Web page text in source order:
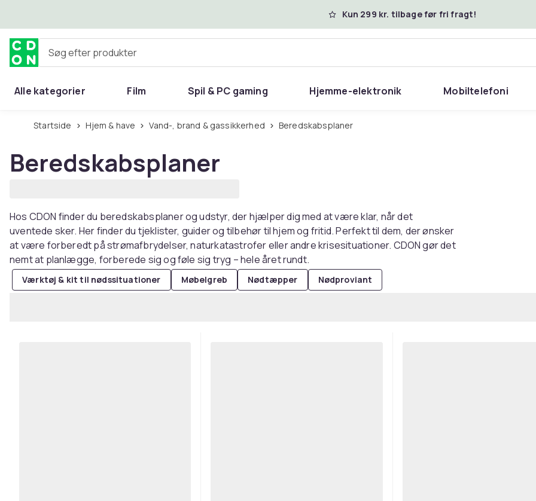
Kun 299 kr. tilbage før fri fragt!
Søg efter produkter
Alle kategorier Film Spil & PC gaming Hjemme-elektronik Mobiltelefoni
Hjem & have
Startside Hjem & have Vand-, brand & gassikkerhed Beredskabsplaner
Beredskabsplaner
Hos CDON finder du beredskabsplaner og udstyr, der hjælper dig med at være klar, når det
uventede sker. Her finder du tjeklister, guider og tilbehør til hjem og fritid. Perfekt til dem, der ønsker
at være forberedt på strømafbrydelser, naturkatastrofer eller andre krisesituationer. CDON gør det
nemt at planlægge, forberede sig og føle sig tryg – hele året rundt.
Værktøj & kit til nødssituationer Møbelgreb Nødtæpper Nødproviant